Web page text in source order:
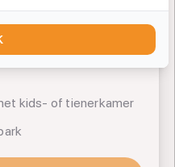
Canaria
kids- of tienerkamer
Deutschland